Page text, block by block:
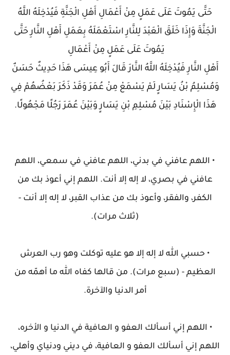
حَتَّى يَمُوتَ عَلَى عَمَلٍ مِنْ أَعْمَالِ أَهْلِ الْجَنَّةِ فَيُدْخِلَهُ اللَّهُ
الْجَنَّةَ وَإِذَا خَلَقَ الْعَبْدَ لِلنَّارِ اسْتَعْمَلَهُ بِعَمَلِ أَهْلِ النَّارِ حَتَّى
يَمُوتَ عَلَى عَمَلٍ مِنْ أَعْمَالِ
أَهْلِ النَّارِ فَيُدْخِلَهُ اللَّهُ النَّارَ قَالَ أَبُو عِيسَى هَذَا حَدِيثٌ حَسَنٌ
وَمُسْلِمُ بْنُ يَسَارٍ لَمْ يَسْمَعْ مِنْ عُمَرَ وَقَدْ ذَكَرَ بَعْضُهُمْ فِي
هَذَا الْإِسْنَادِ بَيْنَ مُسْلِمِ بْنِ يَسَارٍ وَبَيْنَ عُمَرَ رَجُلًا مَجْهُولًا.
• اللهم عافني في بدني، اللهم عافني في سمعي، اللهم
عافني في بصري، لا إله إلا أنت. اللهم إني أعوذ بك من
الكفر، والفقر، وأعوذ بك من عذاب القبر، لا إله إلا أنت -
(ثلاث مرات).
• حسبي الله لا إله إلا هو عليه توكلت وهو رب العرش
العظيم - (سبع مرات). من قالها كفاه الله ما أهمّه من
أمر الدنيا والآخرة.
• اللهم إني أسألك العفو و العافية في الدنيا و الأخره،
اللهم إني أسألك العفو و العافية، في ديني ودنياي وأهلي،